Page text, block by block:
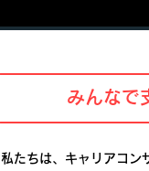
みんなで
私たちは、キャリアコン